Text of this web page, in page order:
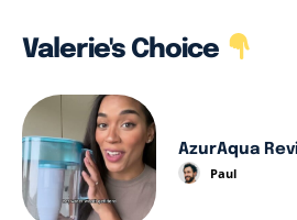
Valerie's Choice
AzurAqua
Paul